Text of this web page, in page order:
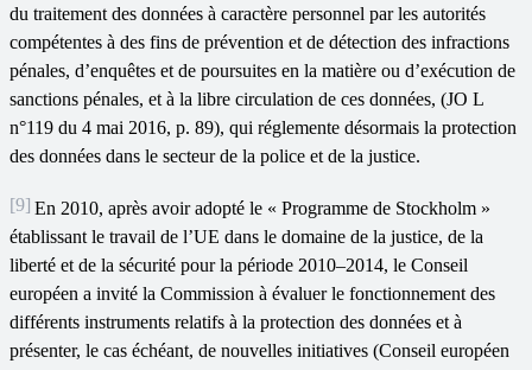
du traitement des données à caractère personnel par les autorités
compétentes à des fins de prévention et de détection des infractions
pénales, d’enquêtes et de poursuites en la matière ou d’exécution de
sanctions pénales, et à la libre circulation de ces données, (JO L
n°119 du 4 mai 2016, p. 89), qui réglemente désormais la protection
des données dans le secteur de la police et de la justice.
[9] En 2010, après avoir adopté le « Programme de Stockholm »
établissant le travail de l’UE dans le domaine de la justice, de la
liberté et de la sécurité pour la période 2010–2014, le Conseil
européen a invité la Commission à évaluer le fonctionnement des
différents instruments relatifs à la protection des données et à
présenter, le cas échéant, de nouvelles initiatives (Conseil européen